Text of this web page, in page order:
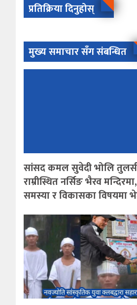
प्रतिक्रिया दिनुहोस्
मुख्य समाचार सँग संबन्धित
सांसद कमल सुवेदी भोलि
राम्रीस्थित नर्सिङ भैरव
समस्या र विकासका विषयमा